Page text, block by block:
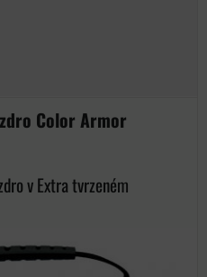
Color Armor
v Extra tvrzeném